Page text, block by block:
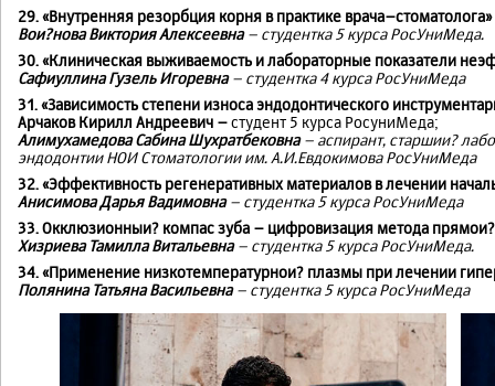
29. «Внутренняя резорбция корня в практике врача–стоматолога»
Вои?нова Виктория Алексеевна– студентка 5 курса РосУниМеда.
30. «Клиническая выживаемость и лабораторные показатели
Сафиуллина Гузель Игоревна– студентка 4 курса РосУниМеда
31. «Зависимость степени износа эндодонтического
Арчаков Кирилл Андреевич –студент 5 курса РосуниМеда;
Алимухамедова Сабина Шухратбековна– аспирант, старшии?
эндодонтии НОИ Стоматологии им. А.И.Евдокимова РосУниМеда
32. «Эффективность регенеративных материалов в лечении
Анисимова Дарья Вадимовна– студентка 5 курса РосУниМеда
33. Окклюзионныи? компас зуба – цифровизация метода
Хизриева Тамилла Витальевна– студентка 5 курса РосУниМеда.
34. «Применение низкотемпературнои? плазмы при лечении
Полянина Татьяна Васильевна– студентка 5 курса РосУниМеда